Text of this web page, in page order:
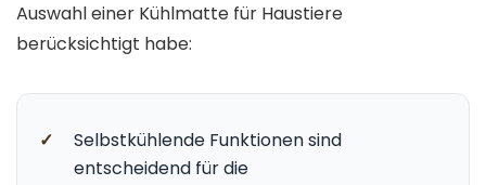
Auswahl einer Kühlmatte für Haustiere
berücksichtigt habe:
✓
Selbstkühlende Funktionen sind
entscheidend für die